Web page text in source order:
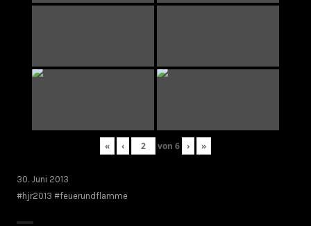
« ‹ von 6 › »
30. Juni 2013
#hjr2013 #feuerundflamme